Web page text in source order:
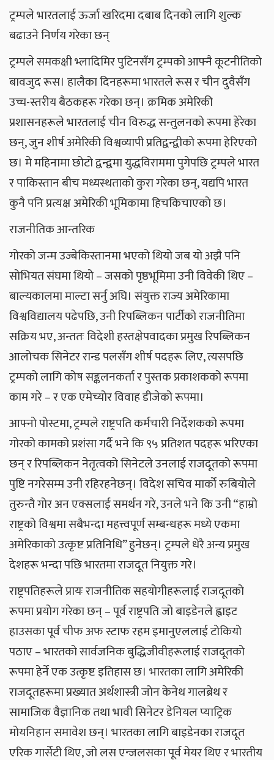
ट्रम्पले भारतलाई ऊर्जा खरिदमा दबाब दिनको लागि शुल्क
बढाउने निर्णय गरेका छन्
ट्रम्पले समकक्षी भ्लादिमिर पुटिनसँग ट्रम्पको आफ्नै कूटनीतिको
बावजुद रूस। हालैका दिनहरूमा भारतले रूस र चीन दुवैसँग
उच्च-स्तरीय बैठकहरू गरेका छन्। क्रमिक अमेरिकी
प्रशासनहरूले भारतलाई चीन विरुद्ध सन्तुलनको रूपमा हेरेका
छन्, जुन शीर्ष अमेरिकी विश्वव्यापी प्रतिद्वन्द्वीको रूपमा हेरिएको
छ। मे महिनामा छोटो द्वन्द्वमा युद्धविराममा पुगेपछि ट्रम्पले भारत
र पाकिस्तान बीच मध्यस्थताको कुरा गरेका छन्, यद्यपि भारत
कुनै पनि प्रत्यक्ष अमेरिकी भूमिकामा हिचकिचाएको छ।
राजनीतिक आन्तरिक
गोरको जन्म उज्बेकिस्तानमा भएको थियो जब यो अझै पनि
सोभियत संघमा थियो – जसको पृष्ठभूमिमा उनी विवेकी थिए –
बाल्यकालमा माल्टा सर्नु अघि। संयुक्त राज्य अमेरिकामा
विश्वविद्यालय पढेपछि, उनी रिपब्लिकन पार्टीको राजनीतिमा
सक्रिय भए, अन्ततः विदेशी हस्तक्षेपवादका प्रमुख रिपब्लिकन
आलोचक सिनेटर रान्ड पलसँग शीर्ष पदहरू लिए, त्यसपछि
ट्रम्पको लागि कोष सङ्कलनकर्ता र पुस्तक प्रकाशकको ​​रूपमा
काम गरे – र एक एमेच्योर विवाह डीजेको रूपमा।
आफ्नो पोस्टमा, ट्रम्पले राष्ट्रपति कर्मचारी निर्देशकको रूपमा
गोरको कामको प्रशंसा गर्दै भने कि ९५ प्रतिशत पदहरू भरिएका
छन् र रिपब्लिकन नेतृत्वको सिनेटले उनलाई राजदूतको रूपमा
पुष्टि नगरेसम्म उनी रहिरहनेछन्। विदेश सचिव मार्को रुबियोले
तुरुन्तै गोर अन एक्सलाई समर्थन गरे, उनले भने कि उनी “हाम्रो
राष्ट्रको विश्वमा सबैभन्दा महत्त्वपूर्ण सम्बन्धहरू मध्ये एकमा
अमेरिकाको उत्कृष्ट प्रतिनिधि” हुनेछन्। ट्रम्पले धेरै अन्य प्रमुख
देशहरू भन्दा पछि भारतमा राजदूत नियुक्त गरे।
राष्ट्रपतिहरूले प्रायः राजनीतिक सहयोगीहरूलाई राजदूतको
रूपमा प्रयोग गरेका छन् – पूर्व राष्ट्रपति जो बाइडेनले ह्वाइट
हाउसका पूर्व चीफ अफ स्टाफ रहम इमानुएललाई टोकियो
पठाए – भारतको सार्वजनिक बुद्धिजीवीहरूलाई राजदूतको
रूपमा हेर्ने एक उत्कृष्ट इतिहास छ। भारतका लागि अमेरिकी
राजदूतहरूमा प्रख्यात अर्थशास्त्री जोन केनेथ गालब्रेथ र
सामाजिक वैज्ञानिक तथा भावी सिनेटर डेनियल प्याट्रिक
मोयनिहान समावेश छन्। भारतका लागि बाइडेनका राजदूत
एरिक गार्सेटी थिए, जो लस एन्जलसका पूर्व मेयर थिए र भारतीय